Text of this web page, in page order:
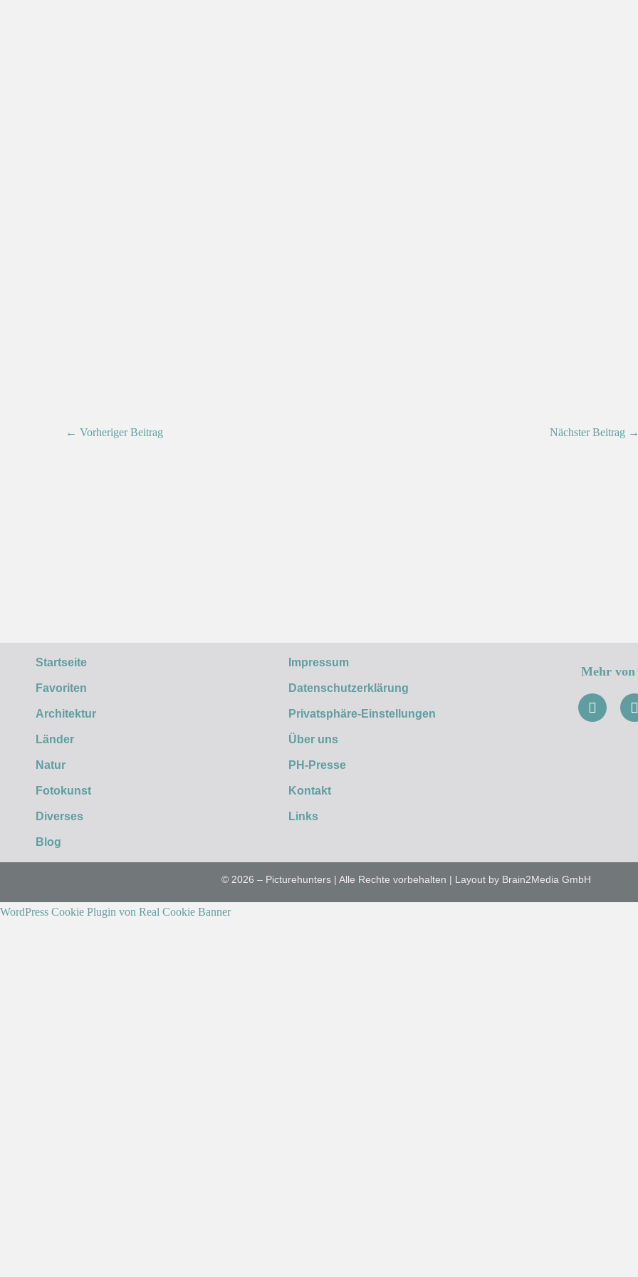
← Vorheriger Beitrag Nächster Beitrag →
Startseite
Favoriten
Architektur
Länder
Natur
Fotokunst
Diverses
Blog
Impressum
Datenschutzerklärung
Privatsphäre-Einstellungen
Über uns
PH-Presse
Kontakt
Links
Mehr von
© 2026 – Picturehunters | Alle Rechte vorbehalten | Layout by Brain2Media GmbH
WordPress Cookie Plugin von Real Cookie Banner